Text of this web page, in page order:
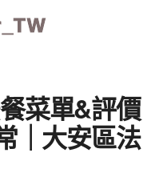
菜單&評價
｜大安區法